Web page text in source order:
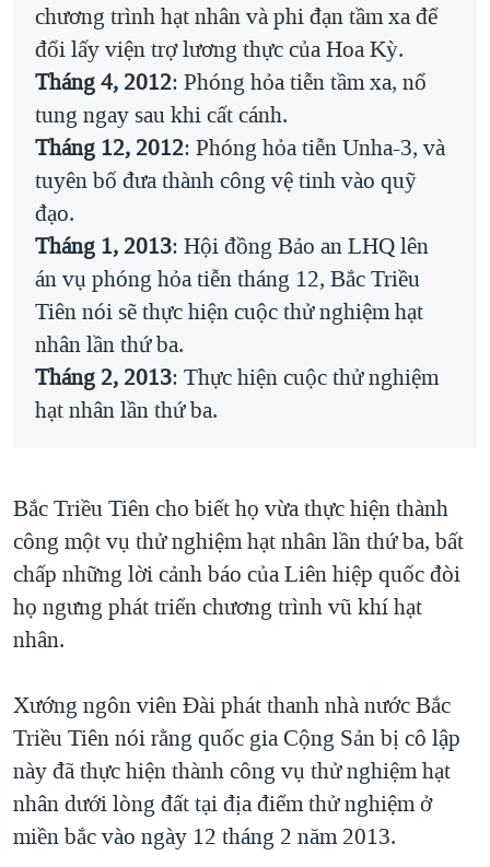
chương trình hạt nhân và phi đạn tầm xa để
đổi lấy viện trợ lương thực của Hoa Kỳ.
Tháng 4, 2012: Phóng hỏa tiễn tầm xa, nổ
tung ngay sau khi cất cánh.
Tháng 12, 2012: Phóng hỏa tiễn Unha-3, và
tuyên bố đưa thành công vệ tinh vào quỹ
đạo.
Tháng 1, 2013: Hội đồng Bảo an LHQ lên
án vụ phóng hỏa tiễn tháng 12, Bắc Triều
Tiên nói sẽ thực hiện cuộc thử nghiệm hạt
nhân lần thứ ba.
Tháng 2, 2013: Thực hiện cuộc thử nghiệm
hạt nhân lần thứ ba.
Bắc Triều Tiên cho biết họ vừa thực hiện thành
công một vụ thử nghiệm hạt nhân lần thứ ba, bất
chấp những lời cảnh báo của Liên hiệp quốc đòi
họ ngưng phát triển chương trình vũ khí hạt
nhân.
Xướng ngôn viên Đài phát thanh nhà nước Bắc
Triều Tiên nói rằng quốc gia Cộng Sản bị cô lập
này đã thực hiện thành công vụ thử nghiệm hạt
nhân dưới lòng đất tại địa điểm thử nghiệm ở
miền bắc vào ngày 12 tháng 2 năm 2013.